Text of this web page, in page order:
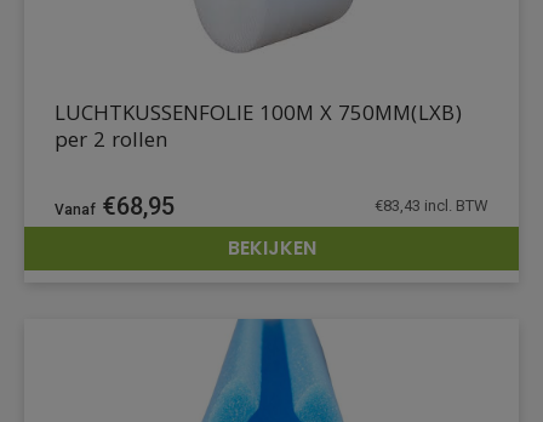
DETAILS
LUCHTKUSSENFOLIE 100M X 750MM(LXB)
per 2 rollen
€68,95 €83,43 incl. BTW
BEKIJKEN